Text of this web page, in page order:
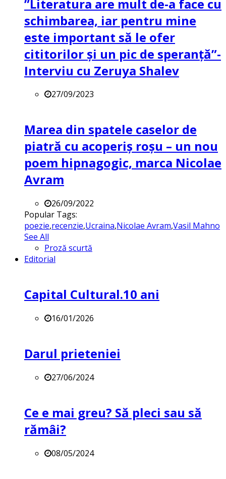
”Literatura are mult de-a face cu
schimbarea, iar pentru mine
este important să le ofer
cititorilor și un pic de speranță”-
Interviu cu Zeruya Shalev
27/09/2023
Marea din spatele caselor de
piatră cu acoperiș roșu – un nou
poem hipnagogic, marca Nicolae
Avram
26/09/2022
Popular Tags:
poezie,recenzie,Ucraina,Nicolae Avram,Vasil Mahno
See All
Proză scurtă
Editorial
Capital Cultural.10 ani
16/01/2026
Darul prieteniei
27/06/2024
Ce e mai greu? Să pleci sau să
rămâi?
08/05/2024